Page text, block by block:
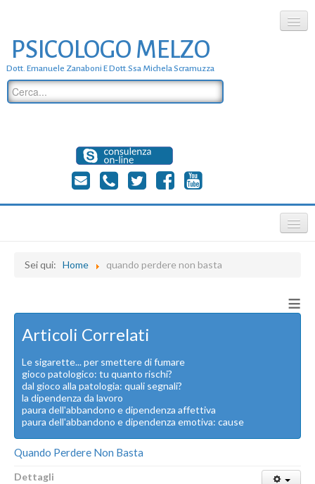
chi siamo
dove siamo
dott. Emanuele Zanaboni
dott.ssa michela scramuzza
PSICOLOGO MELZO
Dott. Emanuele Zanaboni E Dott.ssa Michela Scramuzza
Sei qui: Home quando perdere non basta
≡
Articoli Correlati
Le sigarette... per smettere di fumare
gioco patologico: tu quanto rischi?
dal gioco alla patologia: quali segnali?
la dipendenza da lavoro
paura dell'abbandono e dipendenza affettiva
paura dell'abbandono e dipendenza emotiva: cause
Quando Perdere Non Basta
Dettagli